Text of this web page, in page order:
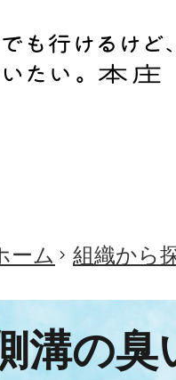
ーム 組織から
溝の